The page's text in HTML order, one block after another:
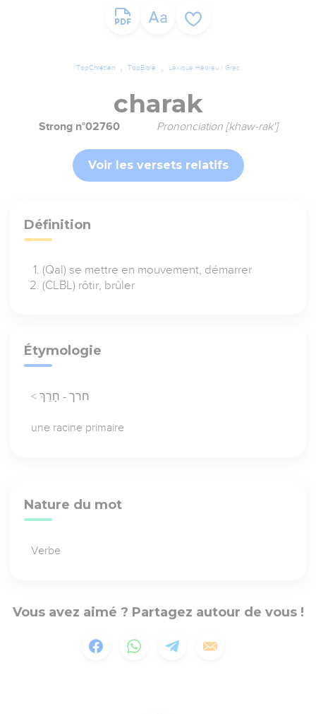
TopChrétien TopBible Lexique Hébreu / Grec
charak
Strong n°02760 Prononciation [khaw-rak']
Voir les versets relatifs
Définition
(Qal) se mettre en mouvement, démarrer
(CLBL) rôtir, brûler
Étymologie
< חרך - חָרַךְ
une racine primaire
Nature du mot
Verbe
Vous avez aimé ? Partagez autour de vous !